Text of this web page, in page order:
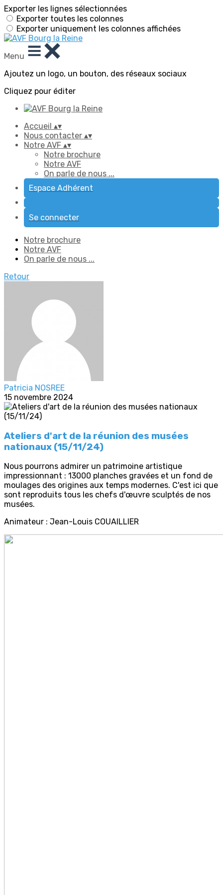
Exporter les lignes sélectionnées
Exporter toutes les colonnes
Exporter uniquement les colonnes affichées
Menu
Ajoutez un logo, un bouton, des réseaux sociaux
Cliquez pour éditer
Accueil ▴▾
Nous contacter ▴▾
Notre AVF ▴▾
Notre brochure
Notre AVF
On parle de nous ...
Espace Adhérent
Se connecter
Notre brochure
Notre AVF
On parle de nous ...
Retour
Patricia NOSREE
15 novembre 2024
Ateliers d'art de la réunion des musées
nationaux (15/11/24)
Nous pourrons admirer un patrimoine artistique
impressionnant : 13000 planches gravées et un fond de
moulages des origines aux temps modernes. C'est ici que
sont reproduits tous les chefs d'œuvre sculptés de nos
musées.
Animateur : Jean-Louis COUAILLIER